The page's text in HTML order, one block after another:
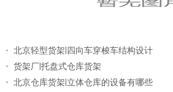
北京轻型货架|四向车穿梭车结构设计
货架厂|托盘式仓库货架
北京仓库货架|立体仓库的设备有哪些